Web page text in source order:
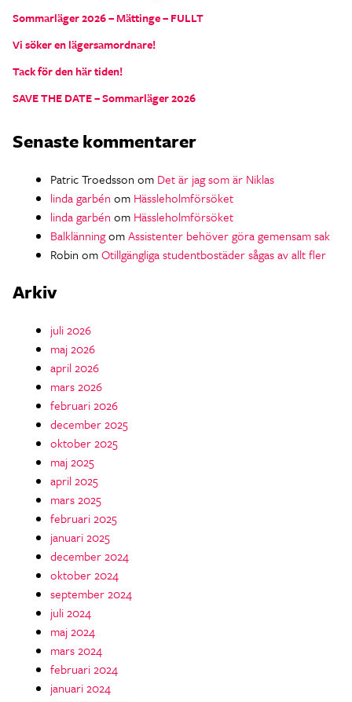
Sommarläger 2026 – Mättinge – FULLT
Vi söker en lägersamordnare!
Tack för den här tiden!
SAVE THE DATE – Sommarläger 2026
Senaste kommentarer
Patric Troedsson om Det är jag som är Niklas
linda garbén om Hässleholmförsöket
linda garbén om Hässleholmförsöket
BalklänningomAssistenter behöver göra gemensam sak
Robin omOtillgängliga studentbostäder sågas av allt fler
Arkiv
juli 2026
maj 2026
april 2026
mars 2026
februari 2026
december 2025
oktober 2025
maj 2025
april 2025
mars 2025
februari 2025
januari 2025
december 2024
oktober 2024
september 2024
juli 2024
maj 2024
mars 2024
februari 2024
januari 2024